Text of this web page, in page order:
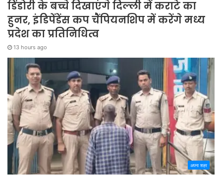
डिंडोरी के बच्चे दिखाएंगे दिल्ली में कराटे का
हुनर, इंडिपेंडेंस कप चैंपियनशिप में करेंगे मध्य
प्रदेश का प्रतिनिधित्व
13 hours ago
अपना शहर